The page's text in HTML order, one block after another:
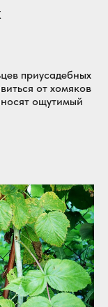
приусадебных
от хомяков
ощутимый